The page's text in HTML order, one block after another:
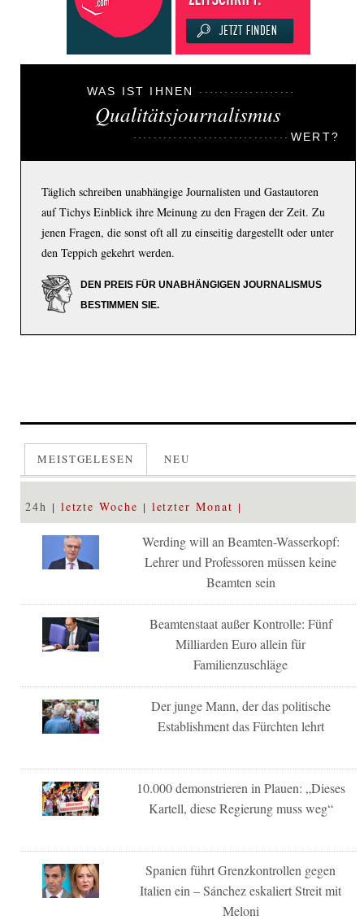
WAS IST IHNEN
Qualitätsjournalismus
WERT?
Täglich schreiben unabhängige Journalisten und Gastautoren
auf Tichys Einblick ihre Meinung zu den Fragen der Zeit. Zu
jenen Fragen, die sonst oft all zu einseitig dargestellt oder unter
den Teppich gekehrt werden.
DEN PREIS FÜR UNABHÄNGIGEN JOURNALISMUS
BESTIMMEN SIE.
MEISTGELESEN NEU
24h letzte Woche letzter Monat
Werding will an Beamten-Wasserkopf:
Lehrer und Professoren müssen keine
Beamten sein
Beamtenstaat außer Kontrolle: Fünf
Milliarden Euro allein für
Familienzuschläge
Der junge Mann, der das politische
Establishment das Fürchten lehrt
10.000 demonstrieren in Plauen: „Dieses
Kartell, diese Regierung muss weg“
Spanien führt Grenzkontrollen gegen
Italien ein – Sánchez eskaliert Streit mit
Meloni